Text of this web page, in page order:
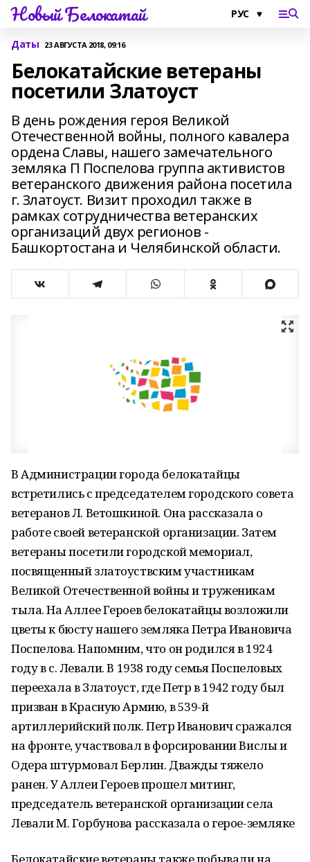
Новый Белокатай
Даты 23 АВГУСТА 2018, 09:16
Белокатайские ветераны
посетили Златоуст
В день рождения героя Великой
Отечественной войны, полного кавалера
ордена Славы, нашего замечательного
земляка П Поспелова группа активистов
ветеранского движения района посетила
г. Златоуст. Визит проходил также в
рамках сотрудничества ветеранских
организаций двух регионов -
Башкортостана и Челябинской области.
В Администрации города белокатайцы
встретились с председателем городского совета
ветеранов Л. Ветошкиной. Она рассказала о
работе своей ветеранской организации. Затем
ветераны посетили городской мемориал,
посвященный златоуствским участникам
Великой Отечественной войны и труженикам
тыла. На Аллее Героев белокатайцы возложили
цветы к бюсту нашего земляка Петра Ивановича
Поспелова. Напомним, что он родился в 1924
году в с. Левали. В 1938 году семья Поспеловых
переехала в Златоуст, где Петр в 1942 году был
призван в Красную Армию, в 539-й
артиллерийский полк. Петр Иванович сражался
на фронте, участвовал в форсировании Вислы и
Одера штурмовал Берлин. Дважды тяжело
ранен. У Аллеи Героев прошел митинг,
председатель ветеранской организации села
Левали М. Горбунова рассказала о герое-земляке